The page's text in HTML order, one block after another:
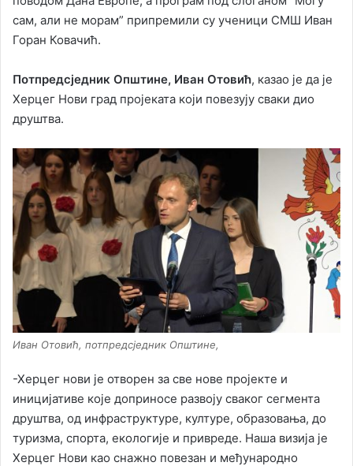
сам, али не морам” припремили су ученици СМШ Иван
Горан Ковачић.
Потпредсједник Општине, Иван Отовић, казао је да је
Херцег Нови град пројеката који повезују сваки дио
друштва.
Иван Отовић, потпредсједник Општине,
-Херцег нови је отворен за све нове пројекте и
иницијативе које доприносе развоју сваког сегмента
друштва, од инфраструктуре, културе, образовања, до
туризма, спорта, екологије и привреде. Наша визија је
Херцег Нови као снажно повезан и међународно